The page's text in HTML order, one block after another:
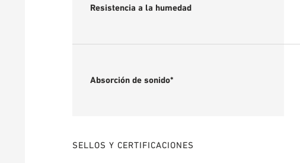
Resistencia a la humedad
Absorción de sonido*
SELLOS Y CERTIFICACIONES